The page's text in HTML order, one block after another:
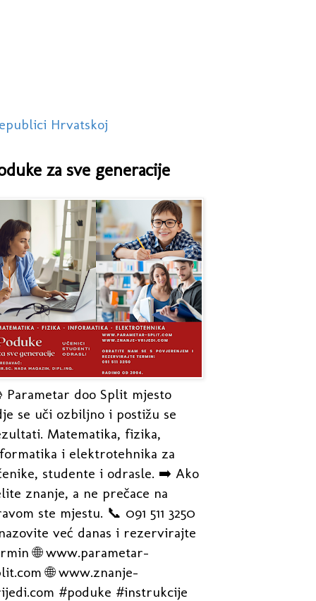
Hrvatskoj
za sve generacije
Parametar doo Split mjesto
se uči ozbiljno i postižu se
Matematika, fizika,
i elektrotehnika za
studente i odrasle. ➡️ Ako
znanje, a ne prečace na
ste mjestu. 📞 091 511 3250
već danas i rezervirajte
🌐 www.parametar-
🌐 www.znanje-
#poduke #instrukcije